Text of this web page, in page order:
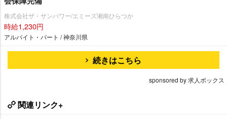
株式会社ザ・サンパワー/エミーズ湘南ひらつか
時給1,230円
アルバイト・パート / 神奈川県
続きはこちら
sponsored by 求人ボックス
関連リンク+